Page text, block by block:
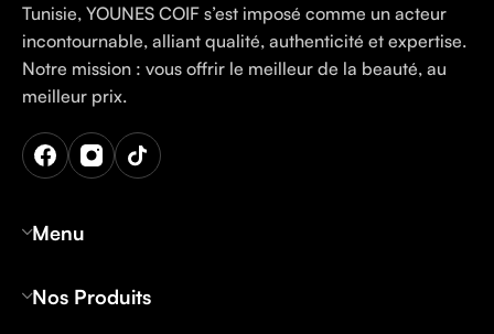
Tunisie, YOUNES COIF s’est imposé comme un acteur
incontournable, alliant qualité, authenticité et expertise.
Notre mission : vous offrir le meilleur de la beauté, au
meilleur prix.
Menu
Nos Produits